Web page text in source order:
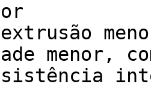
menor,